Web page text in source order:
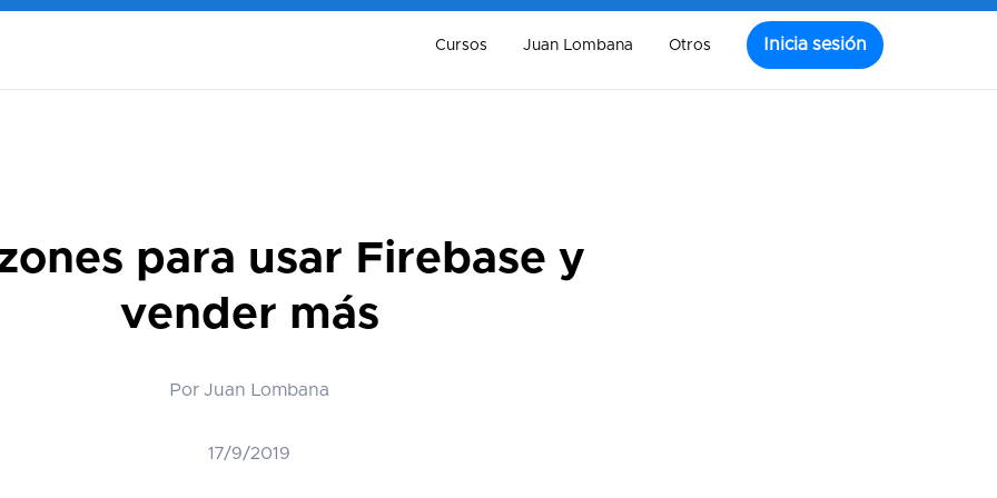
para usar Firebase y
vender más
Por Juan Lombana
17/9/2019
Cursos Juan Lombana Otros Inicia sesión